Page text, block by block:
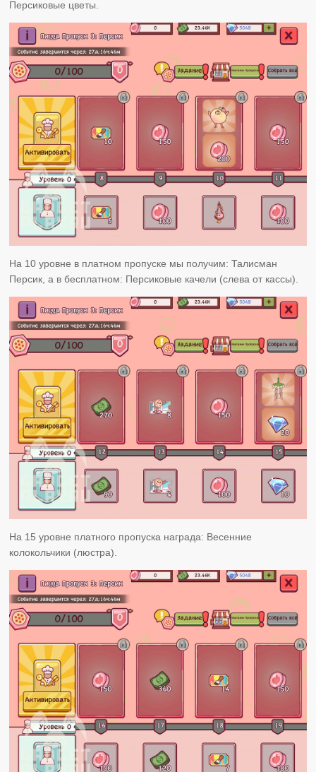
Персиковые цветы.
На 10 уровне в платном пропуске мы получим: Талисман
Персик, а в бесплатном: Персиковые качели (слева от кассы).
На 15 уровне платного пропуска награда: Весенние
колокольчики (люстра).